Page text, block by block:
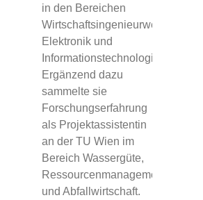
in den Bereichen
Wirtschaftsingenieurwesen,
Elektronik und
Informationstechnologie.
Ergänzend dazu
sammelte sie
Forschungserfahrung
als Projektassistentin
an der TU Wien im
Bereich Wassergüte,
Ressourcenmanagement
und Abfallwirtschaft.